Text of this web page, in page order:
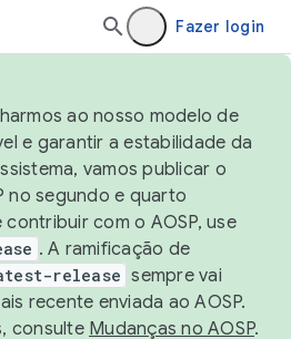
Fazer login
ao nosso modelo de
e garantir a estabilidade da
vamos publicar o
no segundo e quarto
com o AOSP, use
. A ramificação de
release sempre vai
recente enviada ao AOSP.
consulte Mudanças no AOSP.